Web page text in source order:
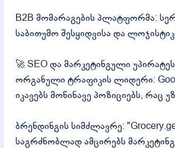
B2B მომარაგების პლატფორმა:
საბითუმო შესყიდვისა და
🚀 SEO და მარკეტინგული
ორგანული ტრაფიკის ლიდერი:
იკავებს მოწინავე პოზიციებს,
ბრენდინგის სიმძლავრე:
საგრძნობლად ამცირებს